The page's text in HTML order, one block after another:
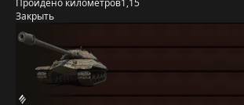
Пройдено километров1,15
Закрыть